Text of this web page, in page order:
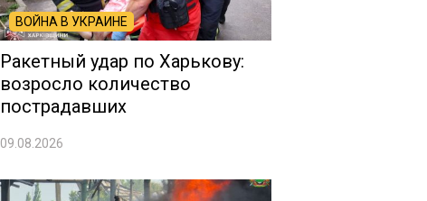
ВОЙНА В УКРАИНЕ
Ракетный удар по Харькову:
возросло количество
пострадавших
09.08.2026